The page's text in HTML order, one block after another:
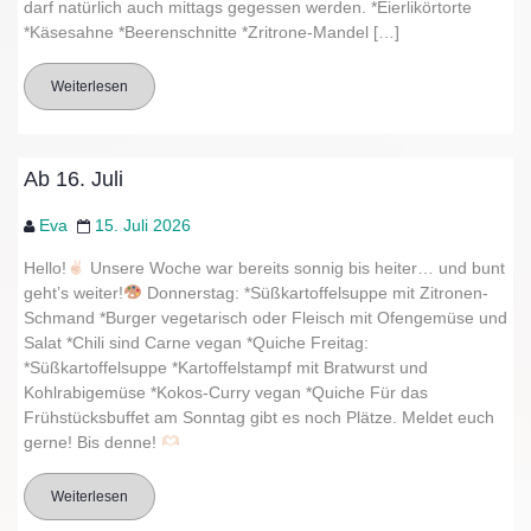
darf natürlich auch mittags gegessen werden. *Eierlikörtorte
*Käsesahne *Beerenschnitte *Zritrone-Mandel […]
Weiterlesen
Ab 16. Juli
Eva 15. Juli 2026
Hello!
Unsere Woche war bereits sonnig bis heiter… und bunt
geht’s weiter!
Donnerstag: *Süßkartoffelsuppe mit Zitronen-
Schmand *Burger vegetarisch oder Fleisch mit Ofengemüse und
Salat *Chili sind Carne vegan *Quiche Freitag:
*Süßkartoffelsuppe *Kartoffelstampf mit Bratwurst und
Kohlrabigemüse *Kokos-Curry vegan *Quiche Für das
Frühstücksbuffet am Sonntag gibt es noch Plätze. Meldet euch
gerne! Bis denne!
Weiterlesen